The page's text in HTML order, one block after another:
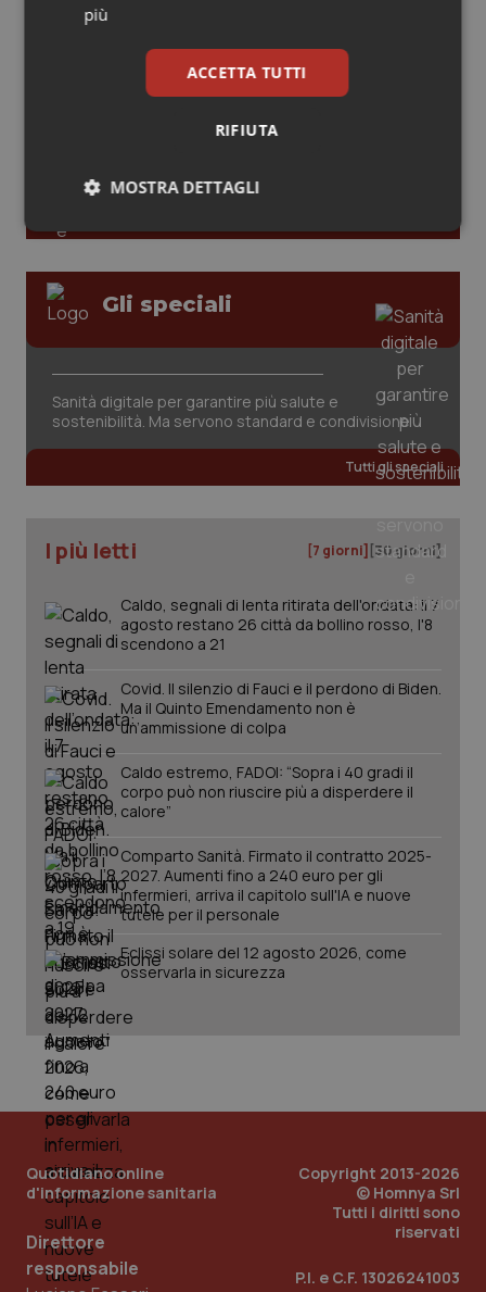
Sardegna
Umbria
Valle D’Aosta
Veneto
Malattia di Crohn & Rettocolite Ulcerosa
Oftalmologia
Oncodermatologia
Oncoematologia
Oncologia & Nutrizione
Psoriasi & pelle
Quotidiano Cardiologia
Quotidiano Chirurgia
Quotidiano Oncologia
Quotidiano Pediatria
Rene & patologie urogenitali
Salute orale & impianti
Sangue & coagulazione
Tiroide
Tumore al seno
Tumore ovarico
Tumori del Polmone & Testa Collo
Tumori gastrointestinali
Ulcera & Reflusso
Vaccini
odontoiatrico: applicazioni concrete e
uso protetto
Gli speciali
Sanità digitale per garantire più salute e
sostenibilità. Ma servono standard e condivisione
Tutti gli speciali
I più letti [7 giorni] [30 giorni]
Caldo, segnali di lenta ritirata dell'ondata: il 7
agosto restano 26 città da bollino rosso, l'8
scendono a 21
Covid. Il silenzio di Fauci e il perdono di Biden.
Ma il Quinto Emendamento non è
un’ammissione di colpa
Caldo estremo, FADOI: “Sopra i 40 gradi il
corpo può non riuscire più a disperdere il
calore”
Comparto Sanità. Firmato il contratto 2025-
2027. Aumenti fino a 240 euro per gli
infermieri, arriva il capitolo sull'IA e nuove
tutele per il personale
Eclissi solare del 12 agosto 2026, come
osservarla in sicurezza
Quotidiano online
d'informazione sanitaria
Direttore
responsabile
Copyright 2013-2026
© Homnya Srl
Tutti i diritti sono
riservati
P.I. e C.F. 13026241003
più
ACCETTA TUTTI
RIFIUTA
MOSTRA DETTAGLI
Necessari Statistici Marketing
I cookie necessari contribuiscono a rendere fruibile il
VISITOR_PRIVACY_METADATA
YouTube
CookieScriptConsent
tracking-sites-ironfish-
tracking-enable
www.quotidianosanita.it
2